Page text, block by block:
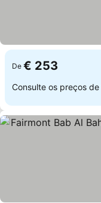
De € 253
Consulte os preços de